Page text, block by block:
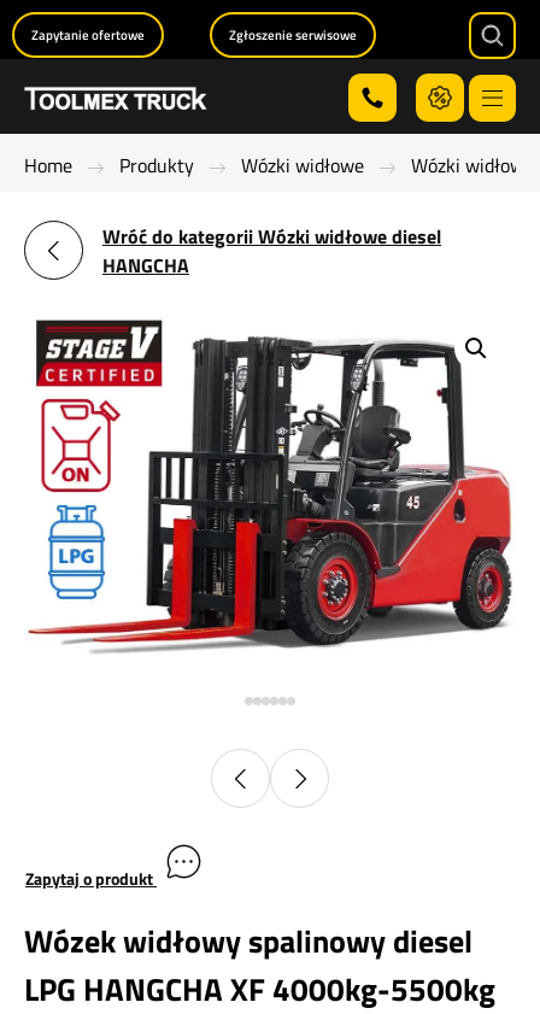
Menu
Zapytanie ofertowe Zgłoszenie serwisowe
Home Produkty Wózki widłowe Wózki
Wróć do kategorii Wózki widłowe diesel
HANGCHA
Zapytaj o produkt
Wózek widłowy spalinowy diesel
LPG HANGCHA XF 4000kg-5500kg